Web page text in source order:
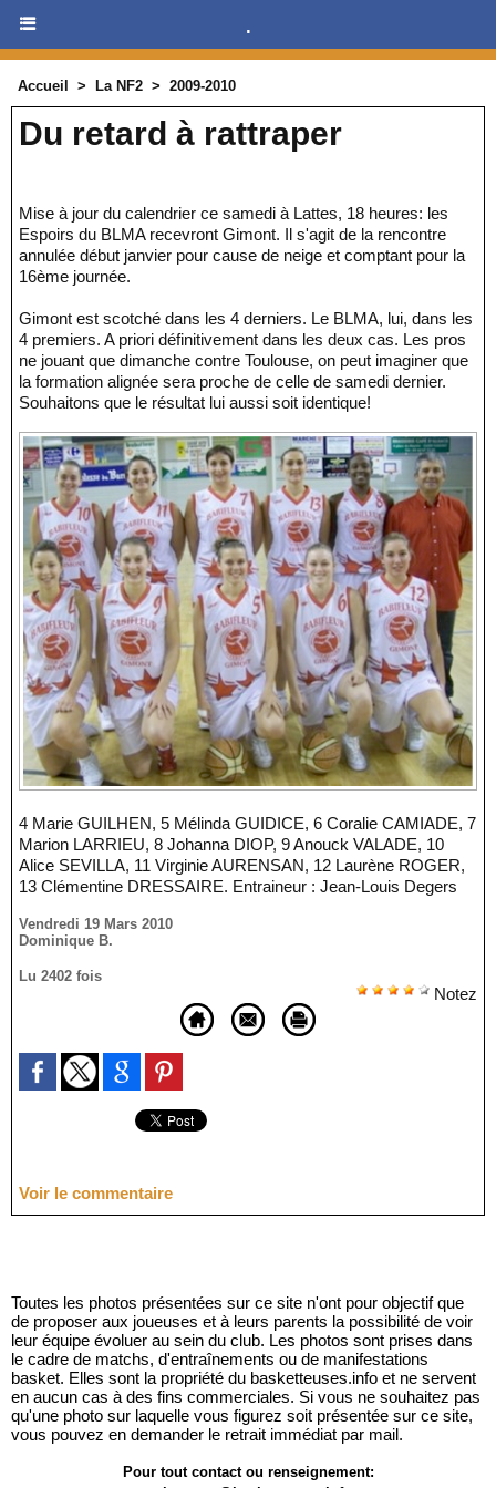
.
Accueil > La NF2 > 2009-2010
Du retard à rattraper
Mise à jour du calendrier ce samedi à Lattes, 18 heures: les
Espoirs du BLMA recevront Gimont. Il s'agit de la rencontre
annulée début janvier pour cause de neige et comptant pour la
16ème journée.
Gimont est scotché dans les 4 derniers. Le BLMA, lui, dans les
4 premiers. A priori définitivement dans les deux cas. Les pros
ne jouant que dimanche contre Toulouse, on peut imaginer que
la formation alignée sera proche de celle de samedi dernier.
Souhaitons que le résultat lui aussi soit identique!
4 Marie GUILHEN, 5 Mélinda GUIDICE, 6 Coralie CAMIADE, 7
Marion LARRIEU, 8 Johanna DIOP, 9 Anouck VALADE, 10
Alice SEVILLA, 11 Virginie AURENSAN, 12 Laurène ROGER,
13 Clémentine DRESSAIRE. Entraineur : Jean-Louis Degers
Vendredi 19 Mars 2010
Dominique B.
Lu 2402 fois
Notez
Voir le commentaire
Toutes les photos présentées sur ce site n'ont pour objectif que
de proposer aux joueuses et à leurs parents la possibilité de voir
leur équipe évoluer au sein du club. Les photos sont prises dans
le cadre de matchs, d'entraînements ou de manifestations
basket. Elles sont la propriété du basketteuses.info et ne servent
en aucun cas à des fins commerciales. Si vous ne souhaitez pas
qu'une photo sur laquelle vous figurez soit présentée sur ce site,
vous pouvez en demander le retrait immédiat par mail.
Pour tout contact ou renseignement: